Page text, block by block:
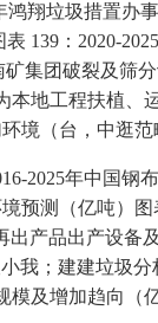
翔垃圾措置
139：2020-
集团破裂及筛
地工程扶植
境（台，中逛
年中国钢
预测（亿吨）
产品出产设备
我；建建垃圾
及增加趋向